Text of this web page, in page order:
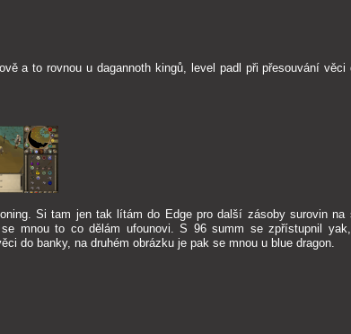
a to rovnou u dagannoth kingů, level padl při přesouvání
Si tam jen tak lítám do Edge pro další zásoby surovin na
mnou to co dělám ufounovi. S 96 summ se zpřístupnil
do banky, na druhém obrázku je pak se mnou u blue dragon.